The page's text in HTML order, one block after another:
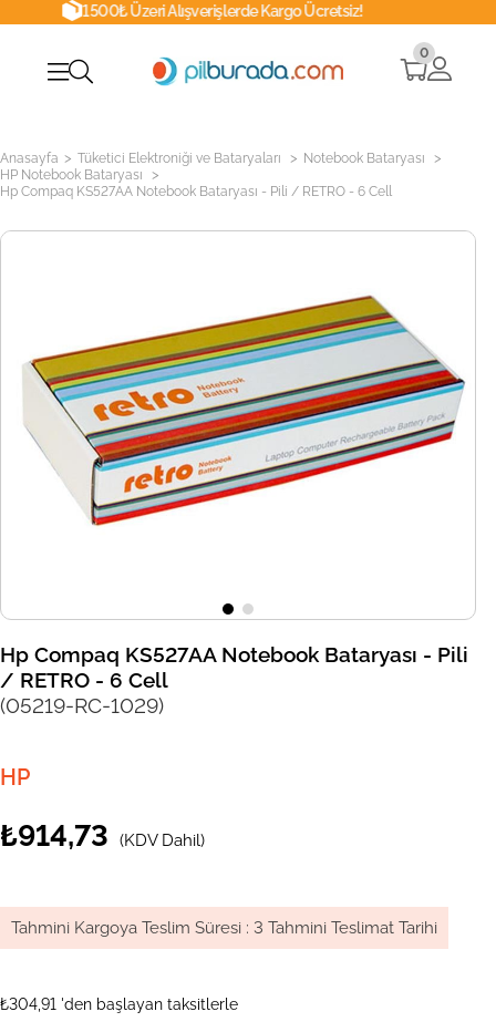
Üzeri Alışverişlerde Kargo Ücretsiz!
0
Anasayfa > Tüketici Elektroniği ve Bataryaları > Notebook Bataryası >
HP Notebook Bataryası >
Hp Compaq KS527AA Notebook Bataryası - Pili / RETRO - 6 Cell
Hp Compaq KS527AA Notebook Bataryası - Pili
/ RETRO - 6 Cell
(05219-RC-1029)
HP
₺914,73 (KDV Dahil)
Tahmini Kargoya Teslim Süresi : 3 Tahmini Teslimat Tarihi
₺304,91 'den başlayan taksitlerle